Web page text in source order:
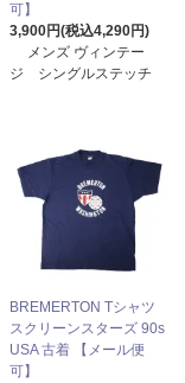
可】
3,900円(税込4,290円)
メンズ ヴィンテー
ジ シングルステッチ
BREMERTON Tシャツ
スクリーンスターズ 90s
USA 古着 【メール便
可】